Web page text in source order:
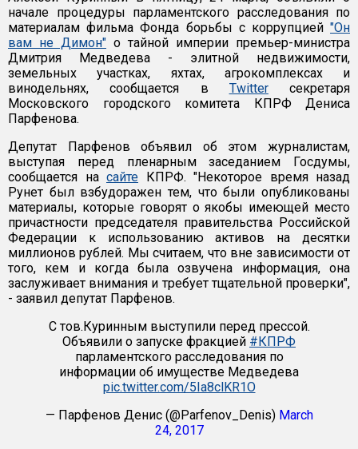
начале процедуры парламентского расследования по
материалам фильма Фонда борьбы с коррупцией "Он
вам не Димон" о тайной империи премьер-министра
Дмитрия Медведева - элитной недвижимости,
земельных участках, яхтах, агрокомплексах и
винодельнях, сообщается в Twitterсекретаря
Московского городского комитета КПРФ Дениса
Парфенова.
Депутат Парфенов объявил об этом журналистам,
выступая перед пленарным заседанием Госдумы,
сообщается на сайте КПРФ. "Некоторое время назад
Рунет был взбудоражен тем, что были опубликованы
материалы, которые говорят о якобы имеющей место
причастности председателя правительства Российской
Федерации к использованию активов на десятки
миллионов рублей. Мы считаем, что вне зависимости от
того, кем и когда была озвучена информация, она
заслуживает внимания и требует тщательной проверки",
- заявил депутат Парфенов.
С тов.Куринным выступили перед прессой.
Объявили о запуске фракцией #КПРФ
парламентского расследования по
информации об имуществе Медведева
pic.twitter.com/5Ia8clKR1O
— Парфенов Денис (@Parfenov_Denis) March
24, 2017